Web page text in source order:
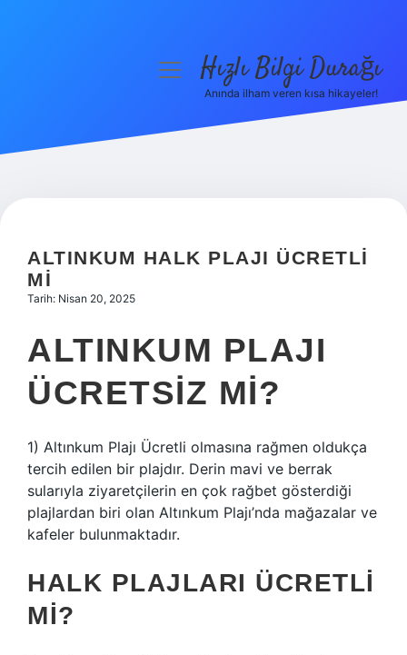
Hakkımızda
menüyüHızlı Bilgi Durağı
Anında ilham veren kısa hikayeler!
ALTINKUM HALK PLAJI ÜCRETLI
MI
Tarih: Nisan 20, 2025
ALTINKUM PLAJI
ÜCRETSIZ MI?
1) Altınkum Plajı Ücretli olmasına rağmen oldukça
tercih edilen bir plajdır. Derin mavi ve berrak
sularıyla ziyaretçilerin en çok rağbet gösterdiği
plajlardan biri olan Altınkum Plajı’nda mağazalar ve
kafeler bulunmaktadır.
HALK PLAJLARI ÜCRETLI
MI?